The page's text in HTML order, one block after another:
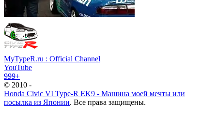
MyTypeR.ru : Official Channel
YouTube
999+
© 2010 -
Honda Civic VI Type-R EK9 - Машина моей мечты или
посылка из Японии. Все права защищены.